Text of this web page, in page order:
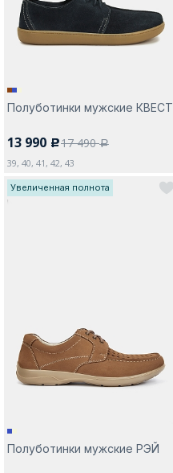
Полуботинки мужские КВЕСТ
13 990 c17 490a
39, 40, 41, 42, 43
Увеличенная полнота
Полуботинки мужские РЭЙ